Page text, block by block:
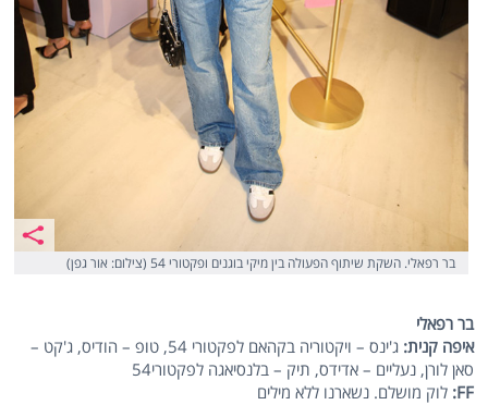
בר רפאלי. השקת שיתוף הפעולה בין מיקי בוגנים ופקטורי 54 (צילום: אור גפן)
בר רפאלי
איפה קנית:
ג'ינס – ויקטוריה בקהאם לפקטורי 54, טופ – הודיס, ג'קט –
סאן לורן, נעליים – אדידס, תיק – בלנסיאגה לפקטורי54
FF: לוק מושלם. נשארנו ללא מילים